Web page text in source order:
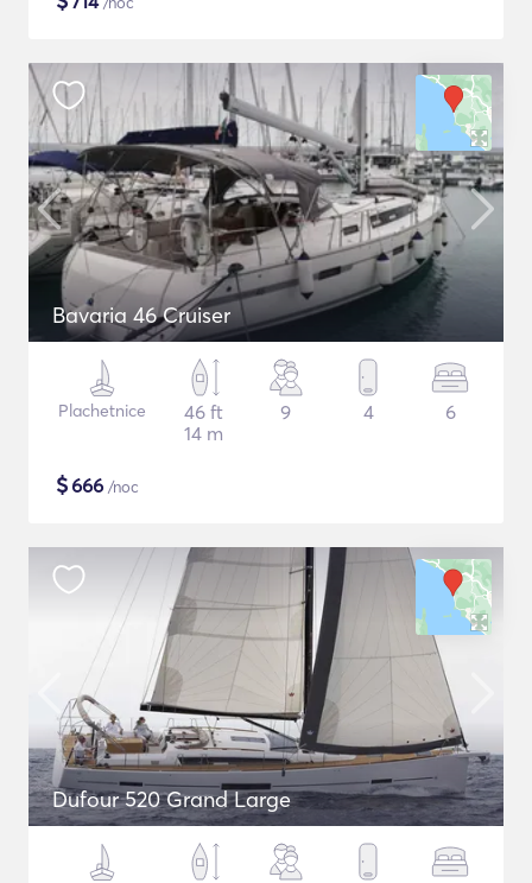
Bavaria 46 Cruiser
Plachetnice
46 ft
14 m
9 4 6
$666 /noc
Dufour 520 Grand Large